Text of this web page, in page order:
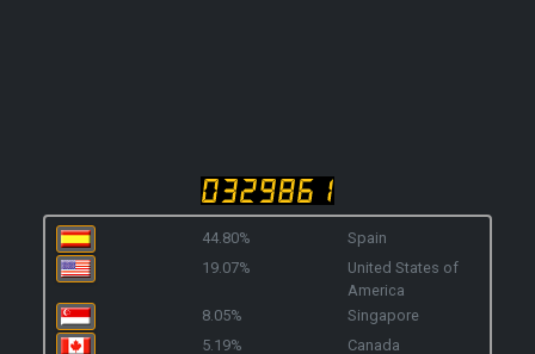
44.80%
Spain
19.07%
United States of
America
8.05%
Singapore
5.19%
Canada